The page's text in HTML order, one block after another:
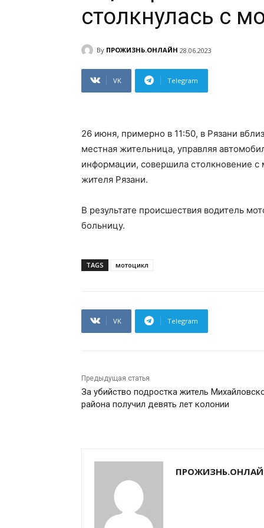
столкнулась с
By ПРОЖИЗНЬ.ОНЛАЙН 28.06.2023
VK Telegram
26 июня, примерно в 11:50, в Рязани
местная жительница, управляя
информации, совершила столкновение
жителя Рязани.
В результате происшествия водитель
больницу.
TAGS мотоцикл
VK Telegram
Предыдущая статья
За убийство подростка житель
района получил девять лет колонии